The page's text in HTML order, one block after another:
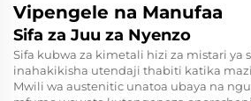
Vipengele na Manufaa
Sifa za Juu za Nyenzo
Sifa kubwa za kimetali hizi za mistari ya
inahakikisha utendaji thabiti katika
Mwili wa austenitic unatoa ubaya na